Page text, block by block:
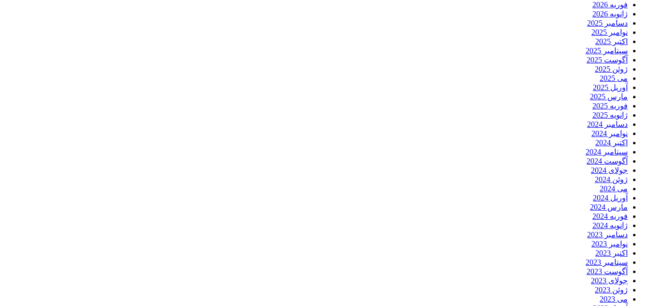
فوریه 2026
ژانویه 2026
دسامبر 2025
نوامبر 2025
اکتبر 2025
سپتامبر 2025
آگوست 2025
ژوئن 2025
می 2025
آوریل 2025
مارس 2025
فوریه 2025
ژانویه 2025
دسامبر 2024
نوامبر 2024
اکتبر 2024
سپتامبر 2024
آگوست 2024
جولای 2024
ژوئن 2024
می 2024
آوریل 2024
مارس 2024
فوریه 2024
ژانویه 2024
دسامبر 2023
نوامبر 2023
اکتبر 2023
سپتامبر 2023
آگوست 2023
جولای 2023
ژوئن 2023
می 2023